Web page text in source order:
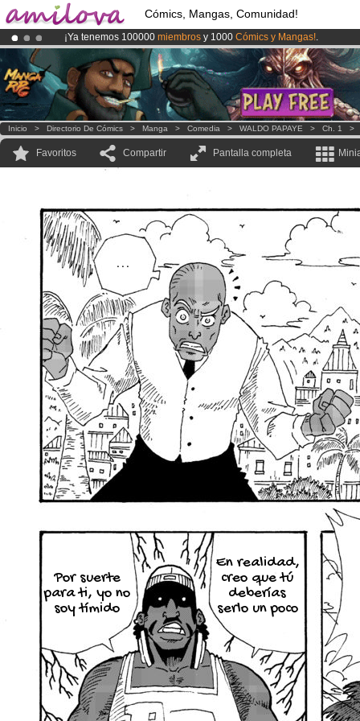
Cómics, Mangas, Comunidad!
¡Ya tenemos 100000 miembros y 1000 Cómics y Mangas!.
¡Conviertete en Premium por3.95 eurosal mes!Hazte Premium ya
El Kickstarter Amilova está desormado lanzado!.
Inicio > Directorio De Cómics > Manga > Comedia > WALDO PAPAYE > Ch. 1
Favoritos Compartir Pantalla completa
...
Por suerte
para ti, yo no
soy tímido
En realidad,
creo que tú
deberías
serlo un poco